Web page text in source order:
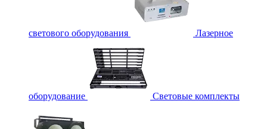
светового оборудования Лазерное
оборудование Световые комплекты